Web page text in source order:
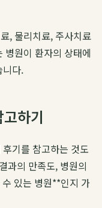
, 물리치료, 주사치료
병원이 환자의 상태에
니다.
하기
기를 참고하는 것도
과의 만족도, 병원의
있는 병원**인지 가